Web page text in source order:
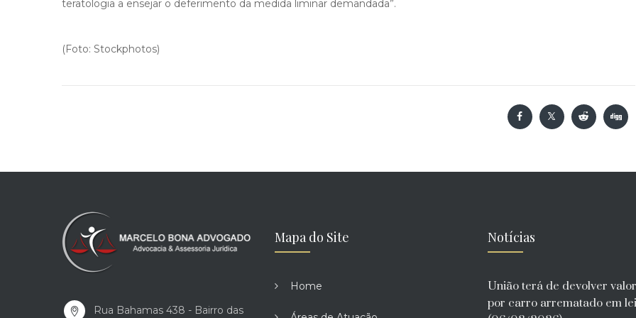
teratologia a ensejar o deferimento da medida liminar demandada”.
(Foto: Stockphotos)
Rua Bahamas 438 - Bairro das
Mapa do Site
Home
Notícias
União terá de devolver
por carro arrematado em